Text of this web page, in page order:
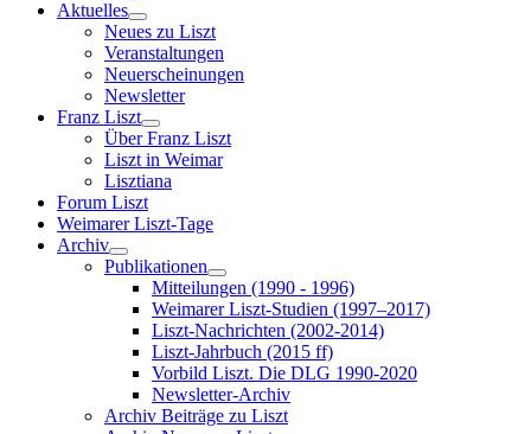
Aktuelles
Neues zu Liszt
Veranstaltungen
Neuerscheinungen
Newsletter
Franz Liszt
Über Franz Liszt
Liszt in Weimar
Lisztiana
Forum Liszt
Weimarer Liszt-Tage
Archiv
Publikationen
Mitteilungen (1990 - 1996)
Weimarer Liszt-Studien (1997–2017)
Liszt-Nachrichten (2002-2014)
Liszt-Jahrbuch (2015 ff)
Vorbild Liszt. Die DLG 1990-2020
Newsletter-Archiv
Archiv Beiträge zu Liszt